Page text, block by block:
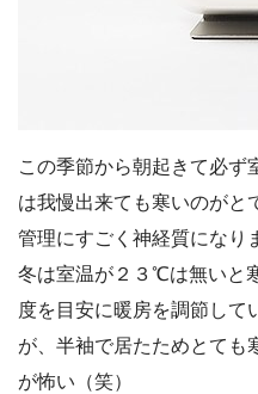
この季節から朝起きて必ず
は我慢出来ても寒いのがと
管理にすごく神経質になり
冬は室温が２３℃は無いと
度を目安に暖房を調節し
が、半袖で居たためとても
が怖い（笑）